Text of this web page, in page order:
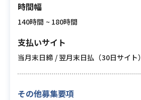
時間幅
140時間 ~ 180時間
支払いサイト
当月末日締 / 翌月末日払（30日サイト）
その他募集要項